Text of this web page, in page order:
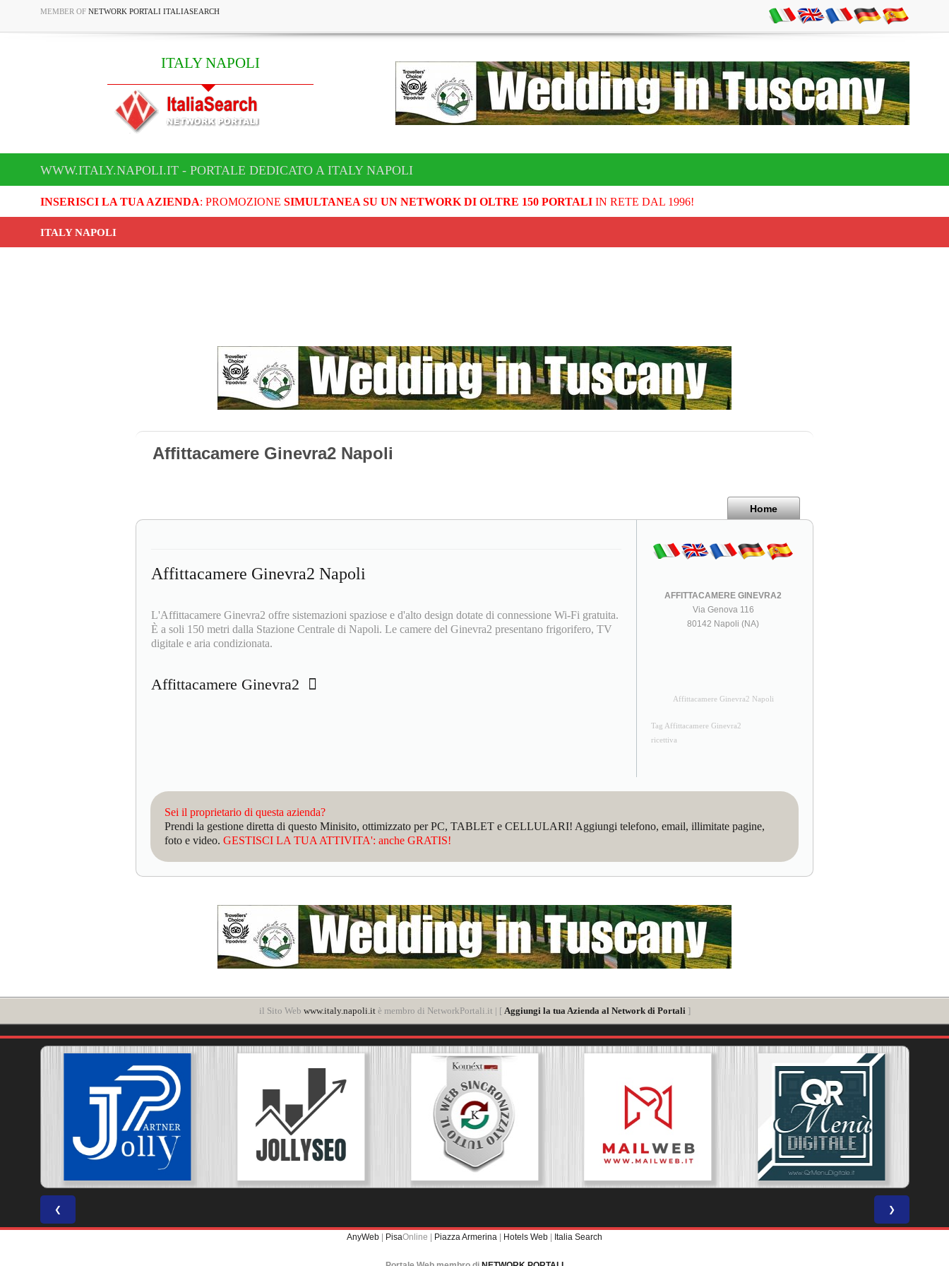
MEMBER OF NETWORK PORTALI ITALIASEARCH
ITALY NAPOLI
WWW.ITALY.NAPOLI.IT - PORTALE DEDICATO A ITALY NAPOLI
INSERISCI LA TUA AZIENDA: PROMOZIONE SIMULTANEA SU UN NETWORK DI OLTRE 150 PORTALIIN RETE DAL 1996!
ITALY NAPOLI
Affittacamere Ginevra2 Napoli
Home
Affittacamere Ginevra2 Napoli
L'Affittacamere Ginevra2 offre sistemazioni spaziose e d'alto design dotate di connessione Wi-Fi gratuita.
È a soli 150 metri dalla Stazione Centrale di Napoli. Le camere del Ginevra2 presentano frigorifero, TV
digitale e aria condizionata.
Affittacamere Ginevra2
AFFITTACAMERE GINEVRA2
Via Genova 116
80142 Napoli (NA)
Affittacamere Ginevra2 Napoli
Tag Affittacamere Ginevra2
ricettiva
Sei il proprietario di questa azienda?
Prendi la gestione diretta di questo Minisito, ottimizzato per PC, TABLET e CELLULARI! Aggiungi telefono, email, illimitate pagine,
foto e video. GESTISCI LA TUA ATTIVITA': anche GRATIS!
il Sito Web www.italy.napoli.itè membro di NetworkPortali.it | [ Aggiungi la tua Azienda al Network di Portali ]
❮ ❯
AnyWeb | PisaOnline | Piazza Armerina | Hotels Web | Italia Search